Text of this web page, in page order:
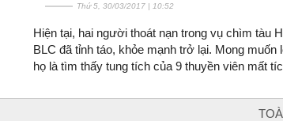
Thứ 5, 30/03/2017 | 10:52
Hiện tại, hai người thoát nạn trong vụ chìm tàu
BLC đã tỉnh táo, khỏe mạnh trở lại. Mong muốn
họ là tìm thấy tung tích của 9 thuyền viên mất